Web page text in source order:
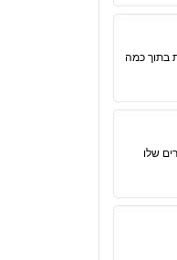
בתוך כמה
שלו